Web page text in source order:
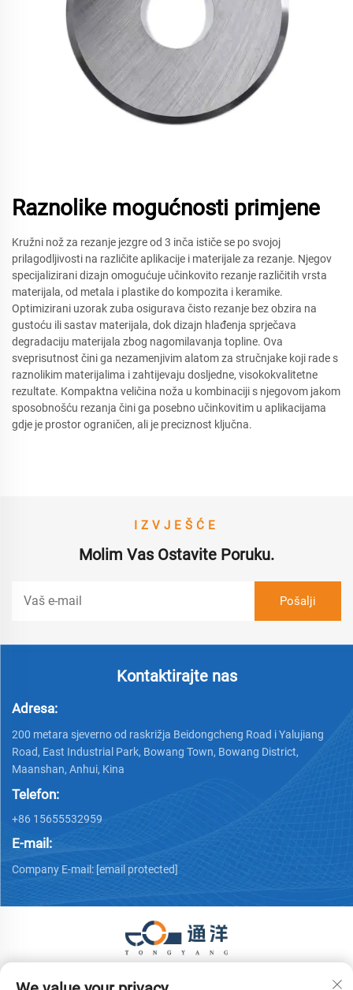
Raznolike mogućnosti primjene
Kružni nož za rezanje jezgre od 3 inča ističe se po svojoj
prilagodljivosti na različite aplikacije i materijale za rezanje. Njegov
specijalizirani dizajn omogućuje učinkovito rezanje različitih vrsta
materijala, od metala i plastike do kompozita i keramike.
Optimizirani uzorak zuba osigurava čisto rezanje bez obzira na
gustoću ili sastav materijala, dok dizajn hlađenja sprječava
degradaciju materijala zbog nagomilavanja topline. Ova
sveprisutnost čini ga nezamenjivim alatom za stručnjake koji rade s
raznolikim materijalima i zahtijevaju dosljedne, visokokvalitetne
rezultate. Kompaktna veličina noža u kombinaciji s njegovom jakom
sposobnošću rezanja čini ga posebno učinkovitim u aplikacijama
gdje je prostor ograničen, ali je preciznost ključna.
IZVJEŠĆE
Molim Vas Ostavite Poruku.
Kontaktirajte nas
Adresa:
200 metara sjeverno od raskrižja Beidongcheng Road i Yalujiang
Road, East Industrial Park, Bowang Town, Bowang District,
Maanshan, Anhui, Kina
Telefon:
+86 15655532959
E-mail:
Company E-mail: [email protected]